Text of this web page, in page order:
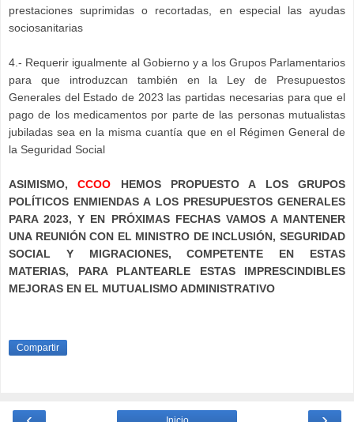
prestaciones suprimidas o recortadas, en especial las ayudas
sociosanitarias
4.- Requerir igualmente al Gobierno y a los Grupos Parlamentarios
para que introduzcan también en la Ley de Presupuestos
Generales del Estado de 2023 las partidas necesarias para que el
pago de los medicamentos por parte de las personas mutualistas
jubiladas sea en la misma cuantía que en el Régimen General de
la Seguridad Social
ASIMISMO,CCOO HEMOS PROPUESTO A LOS GRUPOS
POLÍTICOS ENMIENDAS A LOS PRESUPUESTOS GENERALES
PARA 2023, Y EN PRÓXIMAS FECHAS VAMOS A MANTENER
UNA REUNIÓN CON EL MINISTRO DE INCLUSIÓN, SEGURIDAD
SOCIAL Y MIGRACIONES, COMPETENTE EN ESTAS
MATERIAS, PARA PLANTEARLE ESTAS IMPRESCINDIBLES
MEJORAS EN EL MUTUALISMO ADMINISTRATIVO
Compartir